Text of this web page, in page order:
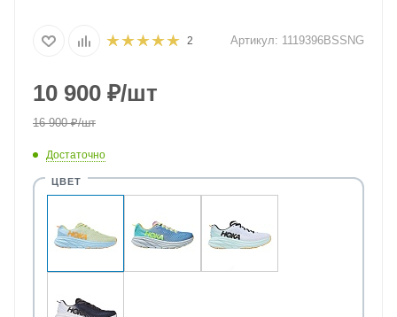
2 Артикул: 1119396BSSNG
10 900 ₽/шт
16 900₽/шт
Достаточно